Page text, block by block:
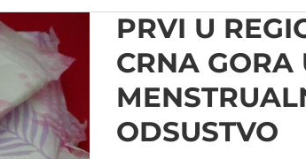
PRVI U
CRNA GORA
ODSUSTVO